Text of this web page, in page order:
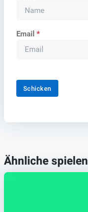
Email*
Schicken
Ähnliche spielen